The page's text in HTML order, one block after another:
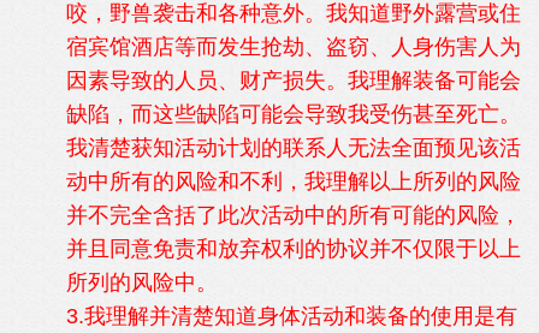
咬，野兽袭击和各种意外。我知道野外露营或住
宿宾馆酒店等而发生抢劫、盗窃、人身伤害人为
因素导致的人员、财产损失。我理解装备可能会
缺陷，而这些缺陷可能会导致我受伤甚至死亡。
我清楚获知活动计划的联系人无法全面预见该活
动中所有的风险和不利，我理解以上所列的风险
并不完全含括了此次活动中的所有可能的风险，
并且同意免责和放弃权利的协议并不仅限于以上
所列的风险中。
3.我理解并清楚知道身体活动和装备的使用是有